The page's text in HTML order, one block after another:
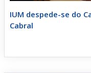
IUM despede-se do
Cabral